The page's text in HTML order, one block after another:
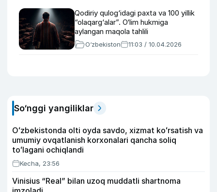
Qodiriy qulog‘idagi paxta va 100 yillik
“olaqarg‘alar”. O‘lim hukmiga
aylangan maqola tahlili
O‘zbekiston 11:03 / 10.04.2026
So‘nggi yangiliklar
Oʻzbekistonda olti oyda savdo, xizmat koʻrsatish va
umumiy ovqatlanish korxonalari qancha soliq
toʻlagani ochiqlandi
Kecha, 23:56
Vinisius “Real” bilan uzoq muddatli shartnoma